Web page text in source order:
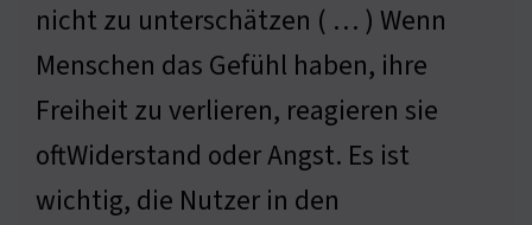
nicht zu unterschätzen ( … ) Wenn
Menschen das Gefühl haben, ihre
Freiheit zu verlieren, reagieren sie
oftWiderstand oder Angst. Es ist
wichtig, die Nutzer in den